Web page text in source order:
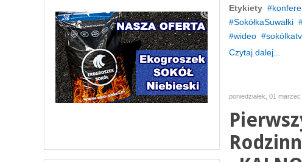
Etykiety
SokółkaSuwałki
wideo
sokólkatv
Czytaj dalej...
poniedziałek, 01